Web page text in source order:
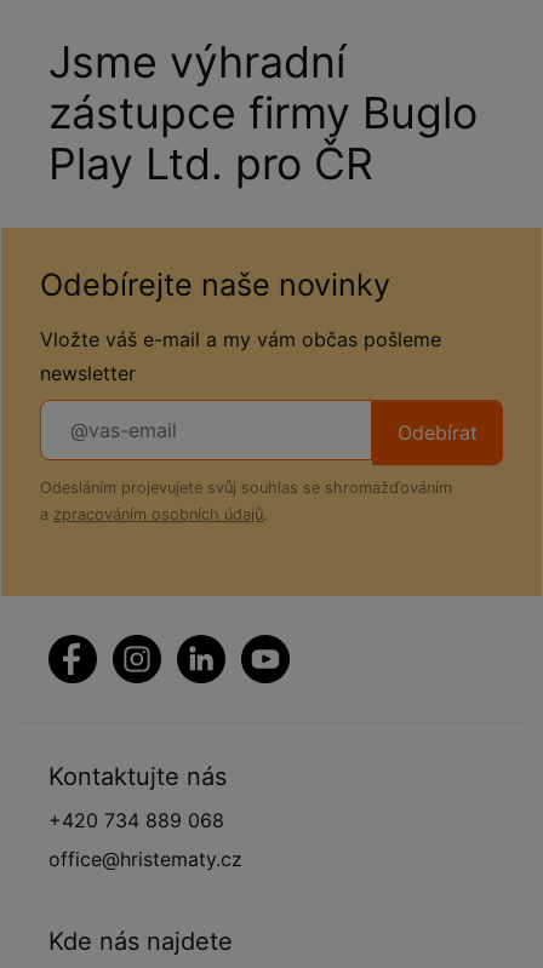
Jsme výhradní
zástupce firmy Buglo
Play Ltd. pro ČR
Odebírejte naše novinky
Vložte váš e-mail a my vám občas pošleme
newsletter
Odebírat
Odesláním projevujete svůj souhlas se shromažďováním
a zpracováním osobních údajů.
Kontaktujte nás
+420 734 889 068
office@hristematy.cz
Kde nás najdete